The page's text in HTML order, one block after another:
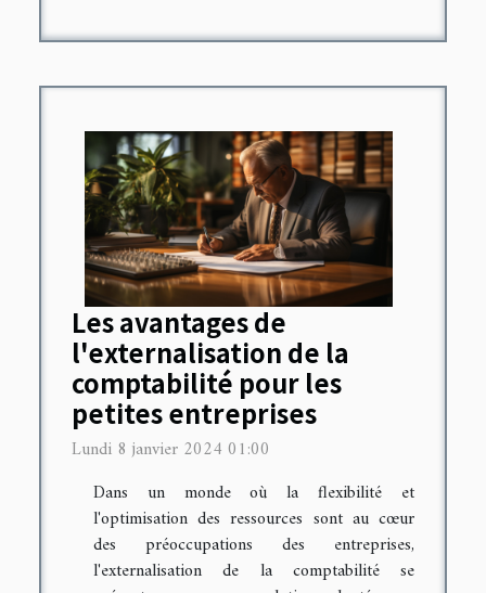
Les avantages de
l'externalisation de la
comptabilité pour les
petites entreprises
Lundi 8 janvier 2024 01:00
Dans un monde où la flexibilité et
l'optimisation des ressources sont au cœur
des préoccupations des entreprises,
l'externalisation de la comptabilité se